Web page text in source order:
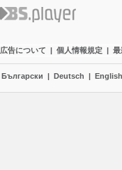
広告について | 個人情報規定 | 最
Български | Deutsch | English